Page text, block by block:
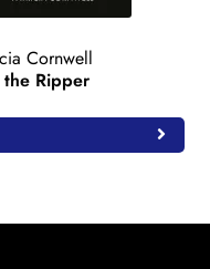
Cornwell
the Ripper